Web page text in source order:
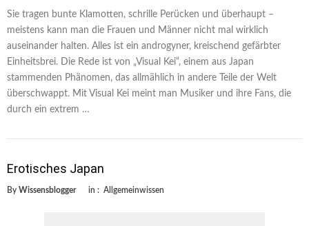
Sie tragen bunte Klamotten, schrille Perücken und überhaupt –
meistens kann man die Frauen und Männer nicht mal wirklich
auseinander halten. Alles ist ein androgyner, kreischend gefärbter
Einheitsbrei. Die Rede ist von „Visual Kei“, einem aus Japan
stammenden Phänomen, das allmählich in andere Teile der Welt
überschwappt. Mit Visual Kei meint man Musiker und ihre Fans, die
durch ein extrem …
Erotisches Japan
By Wissensblogger in : Allgemeinwissen